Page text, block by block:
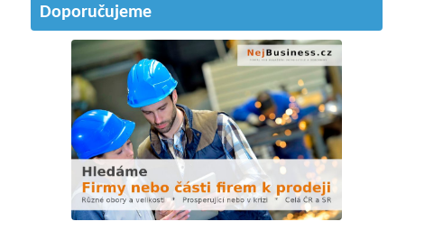
Doporučujeme